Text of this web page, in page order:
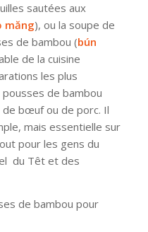
sautées aux
măng), ou la soupe de
de bambou (bún
de la cuisine
les plus
de bambou
de bœuf ou de porc. Il
mais essentielle sur
pour les gens du
du Têt et des
de bambou pour